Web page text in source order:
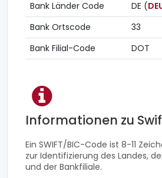
Bank Länder Code
DE (
Bank Ortscode
33
Bank Filial-Code
DOT
Informationen zu
Ein SWIFT/BIC-Code ist 8-11
zur Identifizierung des Landes,
und der Bankfiliale.